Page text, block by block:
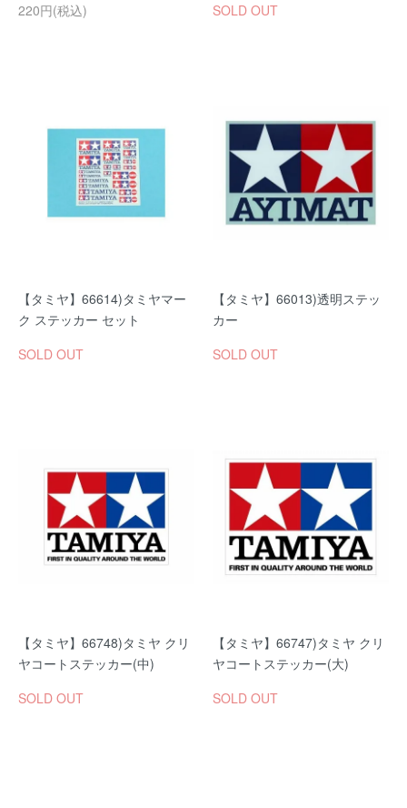
220円(税込)
SOLD OUT
【タミヤ】66614)タミヤマー
ク ステッカー セット
SOLD OUT
【タミヤ】66013)透明ステッ
カー
SOLD OUT
【タミヤ】66748)タミヤ クリ
ヤコートステッカー(中)
SOLD OUT
【タミヤ】66747)タミヤ クリ
ヤコートステッカー(大)
SOLD OUT